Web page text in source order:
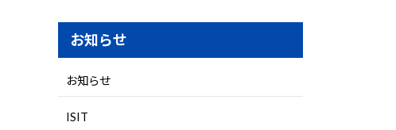
お知らせ
お知らせ
ISIT